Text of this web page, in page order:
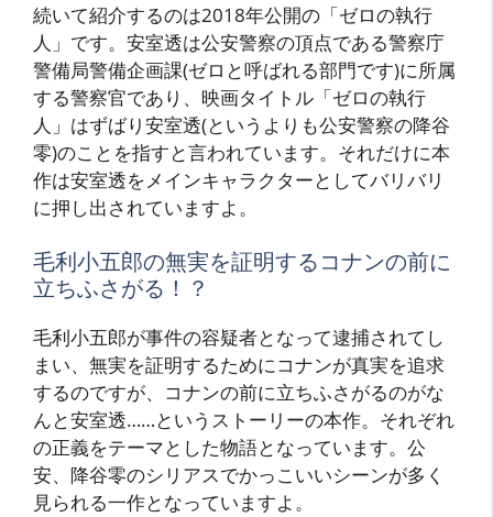
続いて紹介するのは2018年公開の「ゼロの執行
人」です。安室透は公安警察の頂点である警察庁
警備局警備企画課(ゼロと呼ばれる部門です)に所属
する警察官であり、映画タイトル「ゼロの執行
人」はずばり安室透(というよりも公安警察の降谷
零)のことを指すと言われています。それだけに本
作は安室透をメインキャラクターとしてバリバリ
に押し出されていますよ。
毛利小五郎の無実を証明するコナンの前に
立ちふさがる！？
毛利小五郎が事件の容疑者となって逮捕されてし
まい、無実を証明するためにコナンが真実を追求
するのですが、コナンの前に立ちふさがるのがな
んと安室透……というストーリーの本作。それぞれ
の正義をテーマとした物語となっています。公
安、降谷零のシリアスでかっこいいシーンが多く
見られる一作となっていますよ。